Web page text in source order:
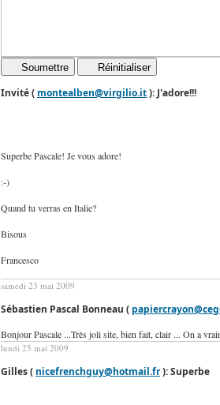
Soumettre Réinitialiser
Invité ( montealben@virgilio.it): J'adore!!!
Superbe Pascale! Je vous adore!
:-)
Quand tu verras en Italie?
Bisous
Francesco
samedi 23 mai 2009
Sébastien Pascal Bonneau (
Bonjour Pascale ...Très joli site, bien fait, clair ... On a
lundi 25 mai 2009
Gilles ( nicefrenchguy@hotmail.fr): Superbe